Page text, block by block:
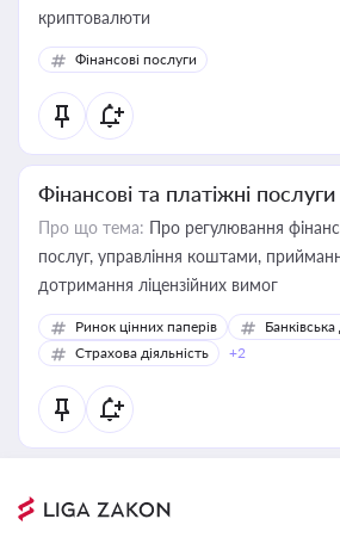
криптовалюти
Фінансові послуги
Фінансові та платіжні послуги
Про що тема: Про регулювання
послуг, управління коштами, приймання платежів та
дотримання ліцензійних вимог
Ринок цінних паперів
Банківська
Страхова діяльність
+2